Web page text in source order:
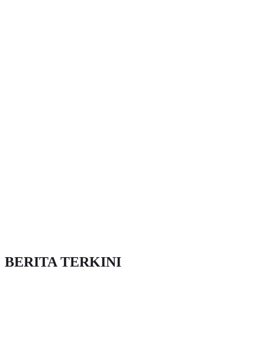
BERITA TERKINI